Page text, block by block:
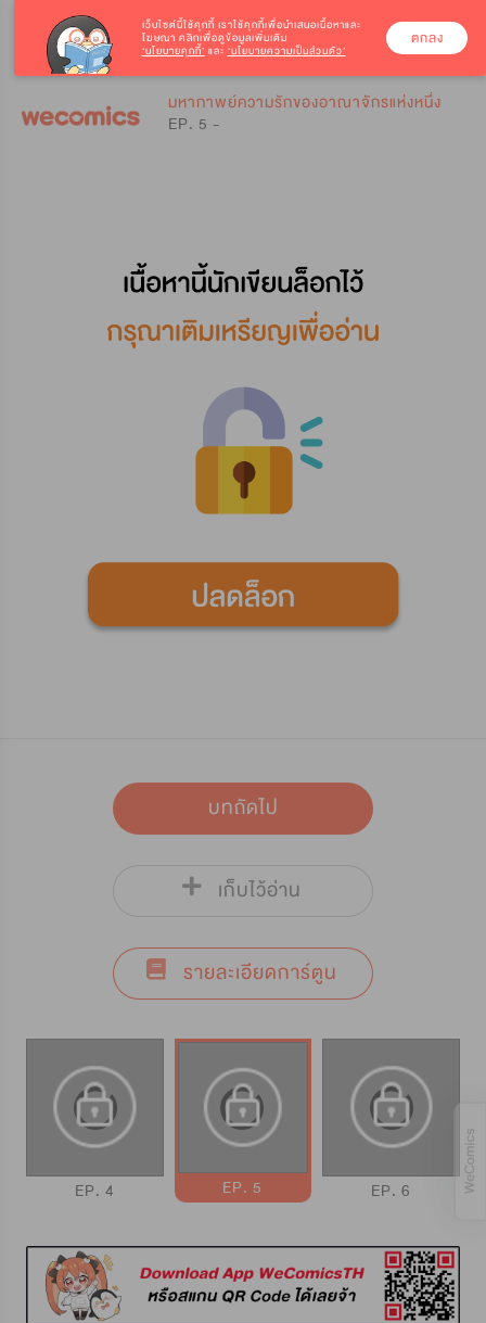
มหากาพย์ความรักของอาณาจักรแห่งหนึ่ง
EP. 5 -
บทถัดไป
เก็บไว้อ่าน
รายละเอียดการ์ตูน
EP. 4 EP. 5 EP. 6
เว็บไซต์นี้ใช้คุกกี้ เราใช้คุกกี้เพื่อนำเสนอเนื้อหาและ
โฆษณา คลิกเพื่อดูข้อมูลเพิ่มเติม
‘นโยบายคุกกี้’ และ ‘นโยบายความเป็นส่วนตัว’
ตกลง